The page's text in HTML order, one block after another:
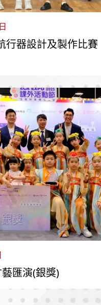
行器設計及製作比賽
匯演(銀獎)